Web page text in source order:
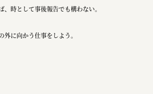
、時として事後報告でも構わない。
外に向かう仕事をしよう。